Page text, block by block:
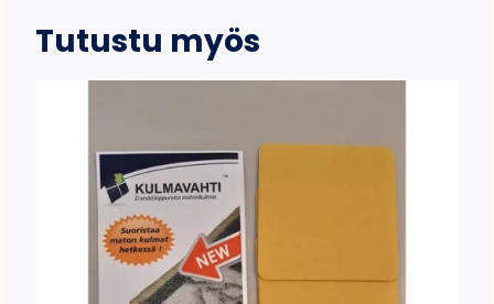
Tutustu myös